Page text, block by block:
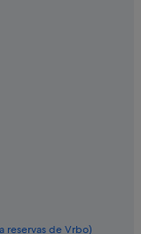
reservas de Vrbo)